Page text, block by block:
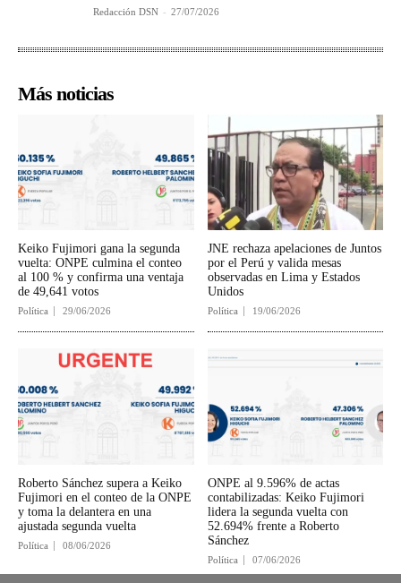
Redacción DSN - 27/07/2026
Más noticias
Keiko Fujimori gana la segunda
vuelta: ONPE culmina el conteo
al 100 % y confirma una ventaja
de 49,641 votos
Política 29/06/2026
JNE rechaza apelaciones de Juntos
por el Perú y valida mesas
observadas en Lima y Estados
Unidos
Política 19/06/2026
Roberto Sánchez supera a Keiko
Fujimori en el conteo de la ONPE
y toma la delantera en una
ajustada segunda vuelta
Política 08/06/2026
ONPE al 9.596% de actas
contabilizadas: Keiko Fujimori
lidera la segunda vuelta con
52.694% frente a Roberto
Sánchez
Política 07/06/2026